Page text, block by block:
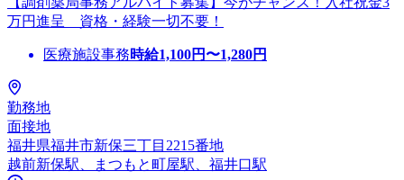
万円進呈 資格・経験一切不要！
医療施設事務時給1,100円〜1,280円
勤務地
面接地
福井県福井市新保三丁目2215番地
越前新保駅、まつもと町屋駅、福井口駅